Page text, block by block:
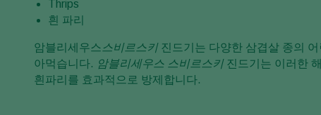
Thrips
흰 파리
암블리세우스 스비르스키진드기는 다양한 삼겹살 종의
아먹습니다. 암블리세우스 스비르스키진드기는 이러한
흰파리를 효과적으로 방제합니다.